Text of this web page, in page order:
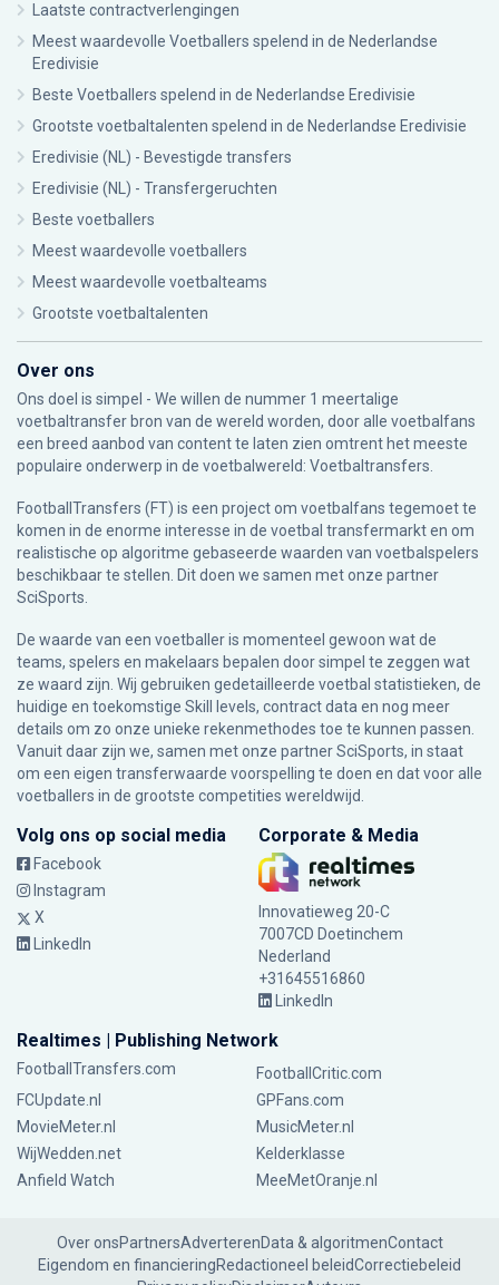
Laatste contractverlengingen
Meest waardevolle Voetballers spelend in de Nederlandse
Eredivisie
Beste Voetballers spelend in de Nederlandse Eredivisie
Grootste voetbaltalenten spelend in de Nederlandse Eredivisie
Eredivisie (NL) - Bevestigde transfers
Eredivisie (NL) - Transfergeruchten
Beste voetballers
Meest waardevolle voetballers
Meest waardevolle voetbalteams
Grootste voetbaltalenten
Over ons
Ons doel is simpel - We willen de nummer 1 meertalige
voetbaltransfer bron van de wereld worden, door alle voetbalfans
een breed aanbod van content te laten zien omtrent het meeste
populaire onderwerp in de voetbalwereld: Voetbaltransfers.
FootballTransfers (FT) is een project om voetbalfans tegemoet te
komen in de enorme interesse in de voetbal transfermarkt en om
realistische op algoritme gebaseerde waarden van voetbalspelers
beschikbaar te stellen. Dit doen we samen met onze partner
SciSports
De waarde van een voetballer is momenteel gewoon wat de
teams, spelers en makelaars bepalen door simpel te zeggen wat
ze waard zijn. Wij gebruiken gedetailleerde voetbal statistieken, de
huidige en toekomstige Skill levels, contract data en nog meer
details om zo onze unieke rekenmethodes toe te kunnen passen.
Vanuit daar zijn we, samen met onze partner SciSports, in staat
om een eigen transferwaarde voorspelling te doen en dat voor alle
voetballers in de grootste competities wereldwijd.
Volg ons op social media
Facebook
Instagram
X
LinkedIn
Corporate & Media
Innovatieweg 20-C
7007CD Doetinchem
Nederland
+31645516860
LinkedIn
Realtimes | Publishing Network
FootballTransfers.com
FootballCritic.com
FCUpdate.nl
GPFans.com
MovieMeter.nl
MusicMeter.nl
WijWedden.net
Kelderklasse
Anfield Watch
MeeMetOranje.nl
Over onsPartnersAdverterenData & algoritmenContact
Eigendom en financieringRedactioneel beleidCorrectiebeleid